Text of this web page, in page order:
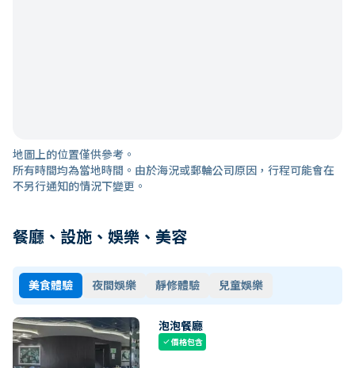
地圖上的位置僅供參考。
所有時間均為當地時間。由於海況或郵輪公司原因，行程可能會在
不另行通知的情況下變更。
餐廳、設施、娛樂、美容
美食體驗 夜間娛樂 靜修體驗 兒童娛樂
泡泡餐廳
check價格包含